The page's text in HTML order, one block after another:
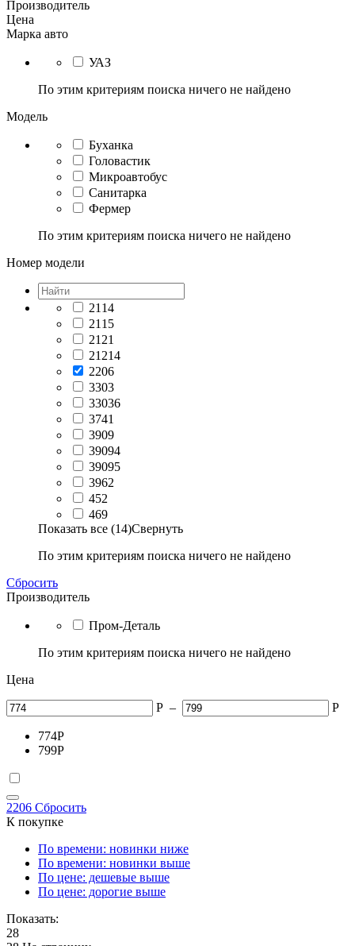
Производитель
Цена
Марка авто
УАЗ
По этим критериям поиска ничего не найдено
Модель
Буханка
Головастик
Микроавтобус
Санитарка
Фермер
По этим критериям поиска ничего не найдено
Номер модели
2114
2115
2121
21214
2206
3303
33036
3741
3909
39094
39095
3962
452
469
Показать все (14)Свернуть
По этим критериям поиска ничего не найдено
Сбросить
Производитель
Пром-Деталь
По этим критериям поиска ничего не найдено
Цена
Р – Р
774Р
799Р
2206 Сбросить
К покупке
По времени: новинки ниже
По времени: новинки выше
По цене: дешевые выше
По цене: дорогие выше
Показать:
28